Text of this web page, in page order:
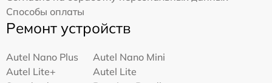
Способы оплаты
Ремонт устройств
Autel Nano Plus
Autel Nano Mini
Autel Lite+
Autel Lite